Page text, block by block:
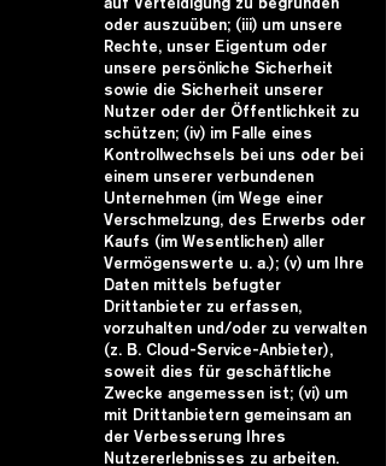
oder auszuüben; (iii) um unsere
Rechte, unser Eigentum oder
unsere persönliche Sicherheit
sowie die Sicherheit unserer
Nutzer oder der Öffentlichkeit zu
schützen; (iv) im Falle eines
Kontrollwechsels bei uns oder bei
einem unserer verbundenen
Unternehmen (im Wege einer
Verschmelzung, des Erwerbs oder
Kaufs (im Wesentlichen) aller
Vermögenswerte u. a.); (v) um Ihre
Daten mittels befugter
Drittanbieter zu erfassen,
vorzuhalten und/oder zu verwalten
(z. B. Cloud-Service-Anbieter),
soweit dies für geschäftliche
Zwecke angemessen ist; (vi) um
mit Drittanbietern gemeinsam an
der Verbesserung Ihres
Nutzererlebnisses zu arbeiten.